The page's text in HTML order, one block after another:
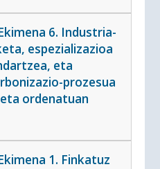
6. Industria-
espezializazioa
eta
prozesua
ordenatuan
1. Finkatuz